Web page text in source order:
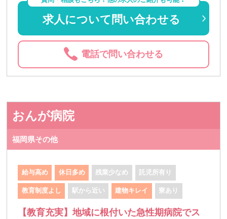
求人について問い合わせる
電話で問い合わせる
おんが病院
福岡県その他
給与高め 休日多め 残業少なめ 託児所有り
教育制度よし 駅から近い 建物キレイ 寮あり
【教育充実】地域に根付いた急性期病院でス